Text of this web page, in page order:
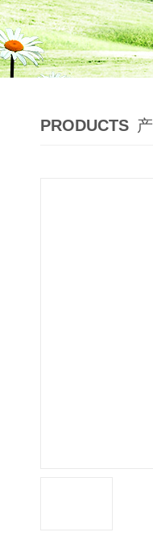
PRODUCTS